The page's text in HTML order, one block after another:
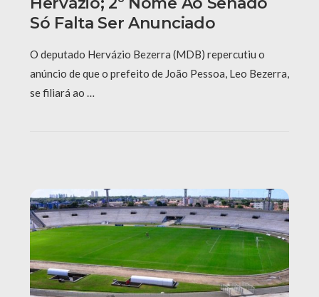
Só Falta Ser Anunciado
O deputado Hervázio Bezerra (MDB) repercutiu o
anúncio de que o prefeito de João Pessoa, Leo Bezerra,
se filiará ao …